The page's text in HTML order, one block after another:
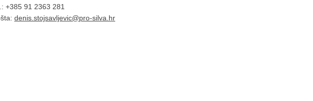
2363 281
denis.stojsavljevic@pro-silva.hr